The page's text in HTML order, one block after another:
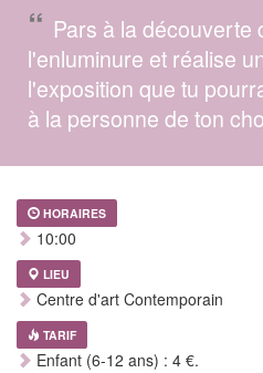
“ Pars à la découverte
l'enluminure et réalise
l'exposition que tu
à la personne de ton
HORAIRES
10:00
LIEU
Centre d'art Contemporain
TARIF
Enfant (6-12 ans) : 4 €.